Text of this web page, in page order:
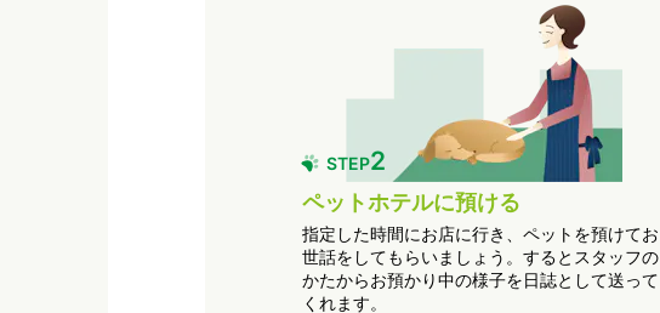
STEP2
ペットホテルに預ける
指定した時間にお店に行き、ペットを預けてお
世話をしてもらいましょう。するとスタッフの
かたからお預かり中の様子を日誌として送って
くれます。